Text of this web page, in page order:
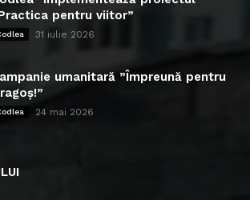
pentru viitor”
31 iulie 2026
umanitară ”Împreună pentru
24 mai 2026